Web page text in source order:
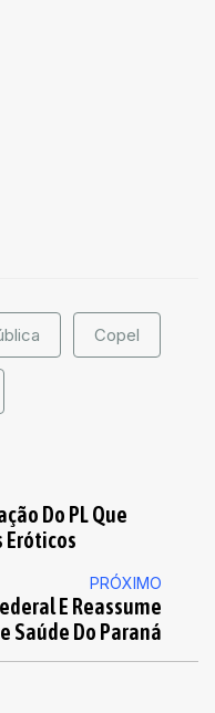
Copel
Do PL Que
Eróticos
PRÓXIMO
E Reassume
Saúde Do Paraná